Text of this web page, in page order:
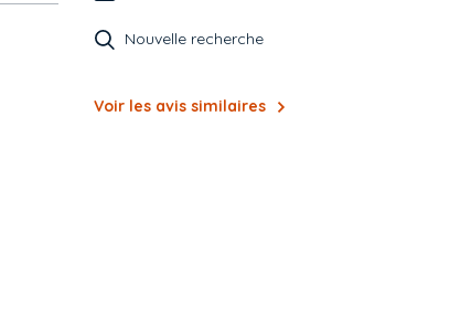
Nouvelle recherche
Voir les avis similaires